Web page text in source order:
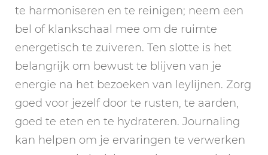
te harmoniseren en te reinigen; neem een
bel of klankschaal mee om de ruimte
energetisch te zuiveren. Ten slotte is het
belangrijk om bewust te blijven van je
energie na het bezoeken van leylijnen. Zorg
goed voor jezelf door te rusten, te aarden,
goed te eten en te hydrateren. Journaling
kan helpen om je ervaringen te verwerken